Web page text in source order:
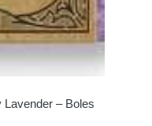
– Boles